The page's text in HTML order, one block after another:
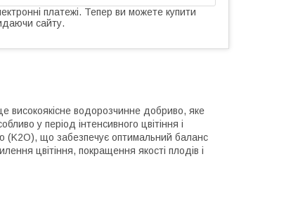
платежі. Тепер ви можете купити
сайту.
водорозчинне добриво, яке
у період інтенсивного цвітіння і
(K2O), що забезпечує оптимальний баланс
цвітіння, покращення якості плодів і